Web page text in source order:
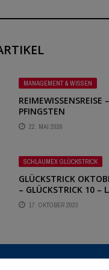
MANAGEMENT & WISSEN
REIMEWISSENSREISE –
PFINGSTEN
22. MAI 2026
SCHLAUMEX GLÜCKSTRICK
GLÜCKSTRICK
– GLÜCKSTRICK 10 –
DEINER SPONTANITÄT
FREIEN LAUF
17. OKTOBER 2023
& COOKIES